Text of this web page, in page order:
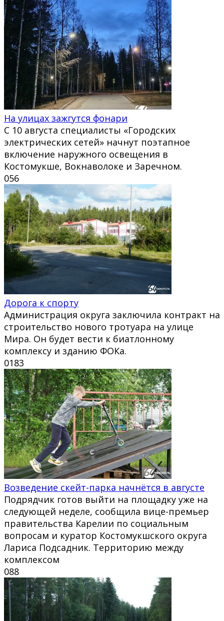
На улицах зажгутся фонари
С 10 августа специалисты «Городских
электрических сетей» начнут поэтапное
включение наружного освещения в
Костомукше, Вокнаволоке и Заречном.
056
Дорога к спорту
Администрация округа заключила контракт на
строительство нового тротуара на улице
Мира. Он будет вести к биатлонному
комплексу и зданию ФОКа.
0183
Возведение скейт-парка начнётся в августе
Подрядчик готов выйти на площадку уже на
следующей неделе, сообщила вице-премьер
правительства Карелии по социальным
вопросам и куратор Костомукшского округа
Лариса Подсадник. Территорию между
комплексом
088